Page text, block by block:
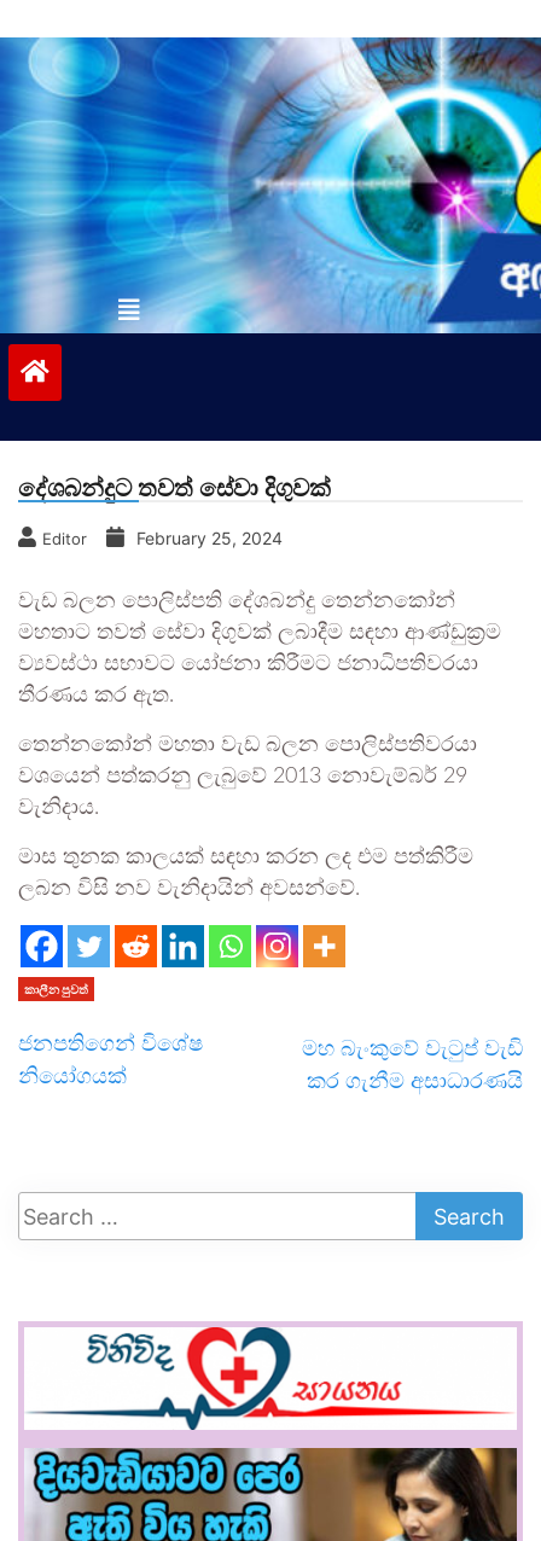
to
contentvinivida.lk
දේශබන්දුට තවත් සේවා දිගුවක්
Editor February 25, 2024
වැඩ බලන පොලිස්පති දේශබන්දු තෙන්නකෝන්
මහතාට තවත් සේවා දිගුවක් ලබාදීම සඳහා ආණ්ඩුක්‍රම
ව්‍යවස්ථා සභාවට යෝජනා කිරීමට ජනාධිපතිවරයා
තීරණය කර ඇත.
තෙන්නකෝන් මහතා වැඩ බලන පොලිස්පතිවරයා
වශයෙන් පත්කරනු ලැබුවේ 2013 නොවැම්බර් 29
වැනිදාය.
මාස තුනක කාලයක් සඳහා කරන ලද එම පත්කිරීම
ලබන විසි නව වැනිදායින් අවසන්වේ.
කාලීන පුවත්
ජනපතිගෙන් විශේෂ
නියෝගයක්
මහ බැංකුවේ වැටුප් වැඩි
කර ගැනීම අසාධාරණයි